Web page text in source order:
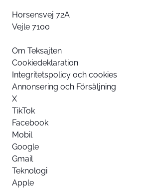
Horsensvej 72A
Vejle 7100
Om Teksajten
Cookiedeklaration
Integritetspolicy och cookies
Annonsering och Försäljning
X
TikTok
Facebook
Mobil
Google
Gmail
Teknologi
Apple